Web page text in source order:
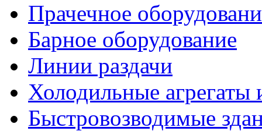
Прачечное
Барное оборудование
Линии раздачи
Холодильные агрегаты
Быстровозводимые